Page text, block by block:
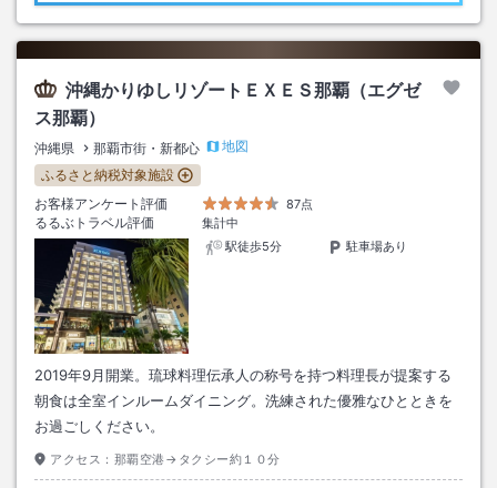
沖縄かりゆしリゾートＥＸＥＳ那覇（エグゼ
ス那覇）
沖縄県 那覇市街・新都心
地図
ふるさと納税対象施設
お客様アンケート評価
87点
るるぶトラベル評価
集計中
駅徒歩5分
駐車場あり
2019年9月開業。琉球料理伝承人の称号を持つ料理長が提案する
朝食は全室インルームダイニング。洗練された優雅なひとときを
お過ごしください。
アクセス： 那覇空港→タクシー約１０分